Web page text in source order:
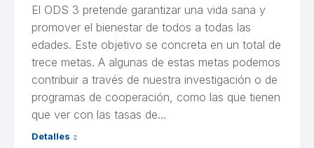
El ODS 3 pretende garantizar una vida sana y
promover el bienestar de todos a todas las
edades. Este objetivo se concreta en un total de
trece metas. A algunas de estas metas podemos
contribuir a través de nuestra investigación o de
programas de cooperación, como las que tienen
que ver con las tasas de…
Detalles